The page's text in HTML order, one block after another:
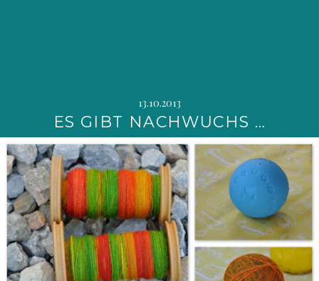
13.10.2013
ES GIBT NACHWUCHS …